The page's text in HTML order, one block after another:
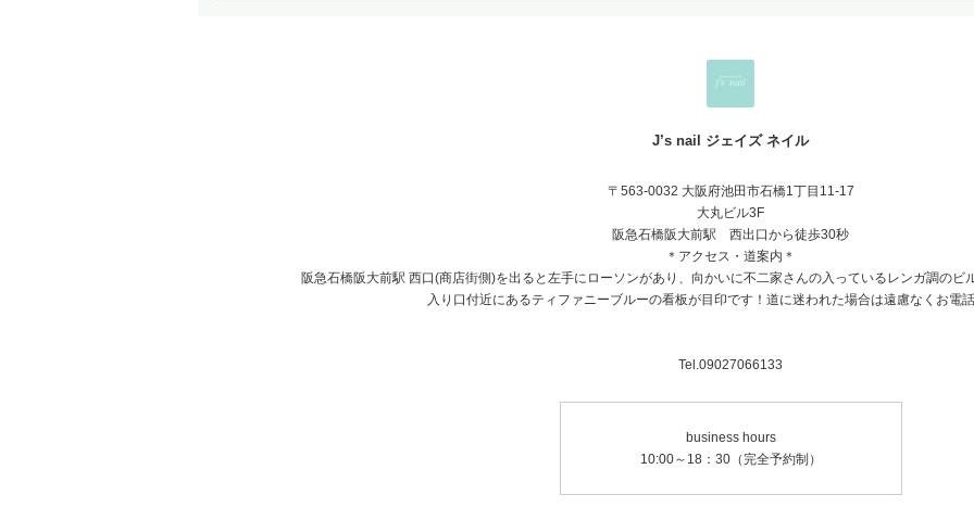
J’s nail ジェイズ ネイル
〒563-0032 大阪府池田市石橋1丁目11-17
大丸ビル3F
阪急石橋阪大前駅 西出口から徒歩30秒
＊アクセス・道案内＊
阪急石橋阪大前駅 西口(商店街側)を出ると左手にローソンがあり、向かいに不二家さんの入っているレンガ調のビ
入り口付近にあるティファニーブルーの看板が目印です！道に迷われた場合は遠慮なくお電
Tel.09027066133
business hours
10:00～18：30（完全予約制）